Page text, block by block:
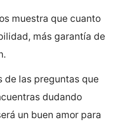
muestra que cuanto
más garantía de
de las preguntas que
dudando
un buen amor para